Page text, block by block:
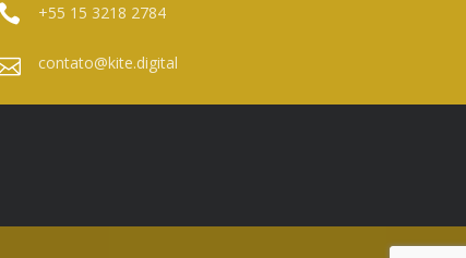
+55 15 3218 2784
contato@kite.digital